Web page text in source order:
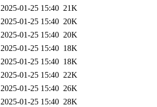
2025-01-25 15:40 21K
2025-01-25 15:40 20K
2025-01-25 15:40 20K
2025-01-25 15:40 18K
2025-01-25 15:40 18K
2025-01-25 15:40 22K
2025-01-25 15:40 26K
2025-01-25 15:40 28K